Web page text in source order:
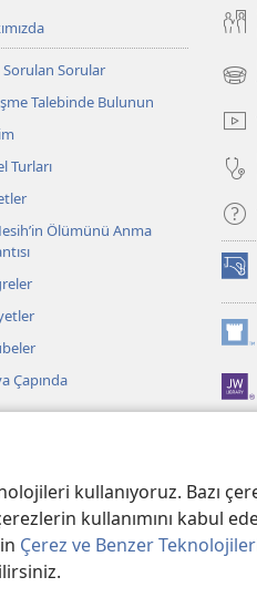
kullanıyoruz. Bazı
kullanımını kabul
Çerez ve Benzer
Sorulan Sorular
Talebinde Bulunun
Turları
Ölümünü Anma
Çapında
(yeni
açar)
(yeni
açar)
(yeni
açar)
KULLANIM ŞARTLARI